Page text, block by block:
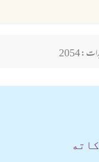
: 2054